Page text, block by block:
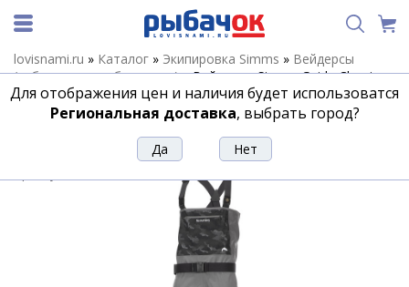
lovisnami.ru » Каталог » Экипировка Simms » Вейдерсы
(забродные комбинезоны)»Вейдерсы Simms Guide Classic
Stockingfoot, Carbon, S
Вейдерсы Simms Guide Classic
Stockingfoot, Carbon, S
Для отображения цен и наличия будет использоватся
Региональная доставка, выбрать город?